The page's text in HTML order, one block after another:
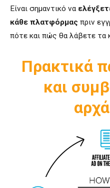
Είναι σημαντικό να
κάθε πλατφόρμας πριν
πότε και πώς θα λάβετε τα
Πρακτικά
και